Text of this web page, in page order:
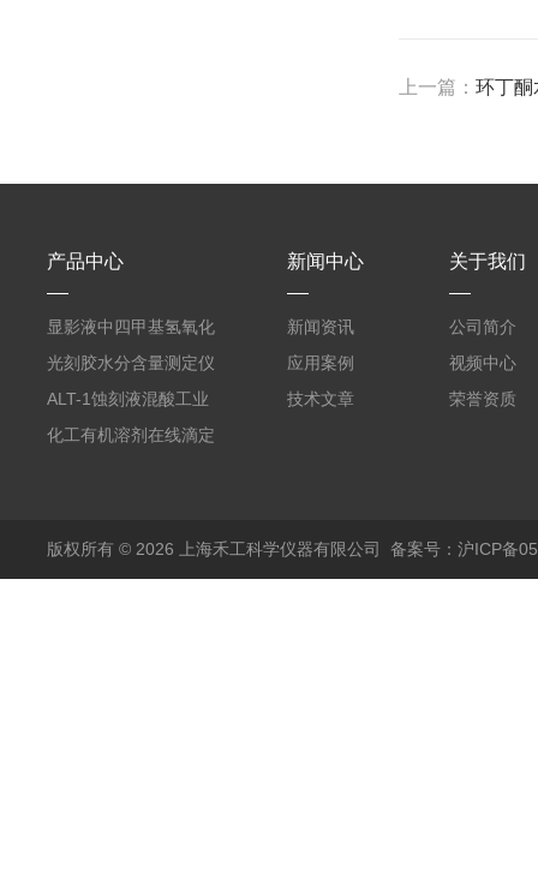
上一篇：环丁
产品中心
显影液中四甲基氢氧化
铵的浓度测定仪
光刻胶水分含量测定仪
AKF-C6
ALT-1蚀刻液混酸工业
在线滴定分析仪
化工有机溶剂在线滴定
新闻中心
新闻资讯
应用案例
技术文章
关于我们
公司简介
视频中心
荣誉资质
版权所有 © 2026 上海禾工科学仪器有限公司 备案号：沪ICP备